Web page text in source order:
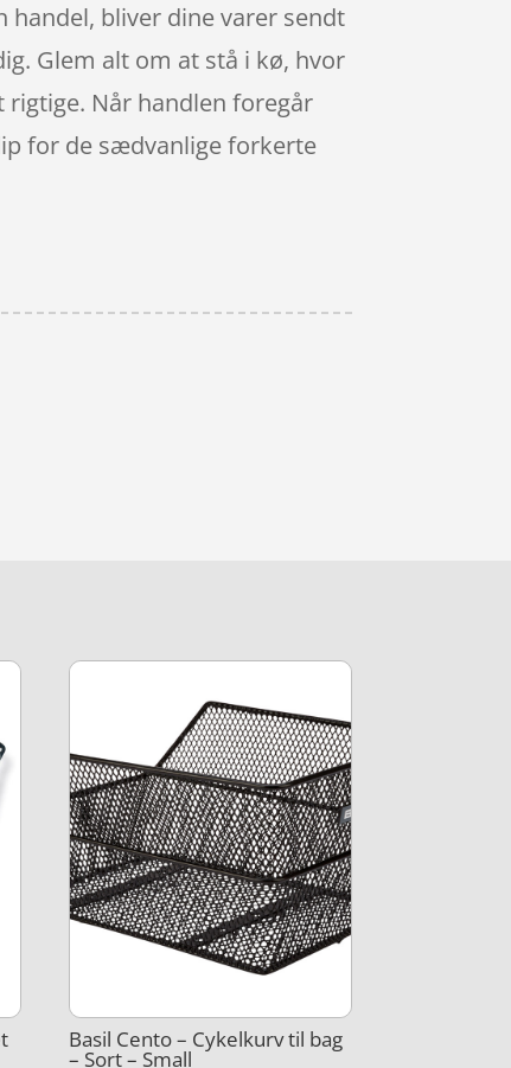
bliver dine varer sendt
Glem alt om at stå i kø, hvor
Når handlen foregår
for de sædvanlige forkerte
Basil Cento – Cykelkurv til bag
– Sort – Small